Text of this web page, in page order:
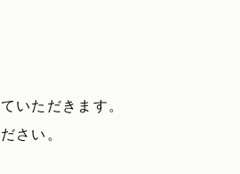
いただきます。
さい。